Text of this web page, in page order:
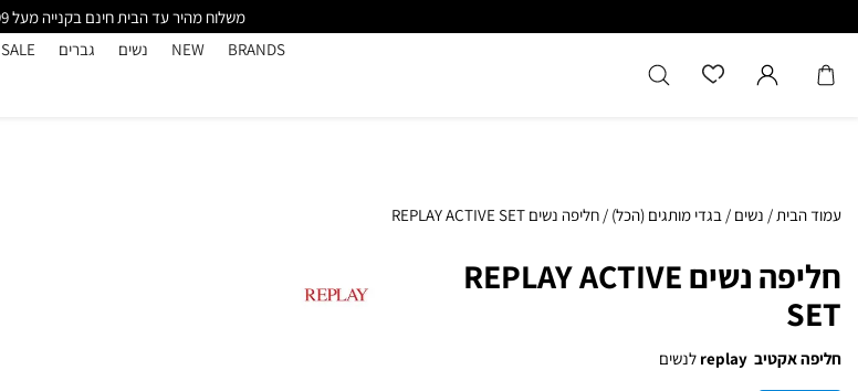
משלוח מהיר עד הבית חינם בקנייה מעל 399
BRANDS
NEW נשים גברים SALE
עמוד הבית/ נשים / בגדי מותגים (הכל) / חליפה נשים REPLAY ACTIVE SET
חליפה נשים REPLAY ACTIVE
SET
חליפה אקטיב replay לנשים